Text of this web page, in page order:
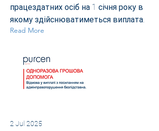
працездатних осіб на 1 січня року в
якому здійснюватиметься виплата.
Read More
2 Jul 2025